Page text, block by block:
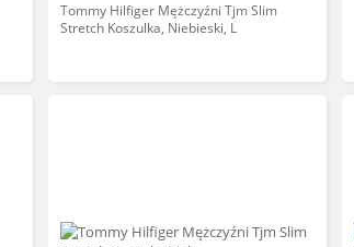
Tommy Hilfiger Mężczyźni Tjm Slim
Stretch Koszulka, Niebieski, L